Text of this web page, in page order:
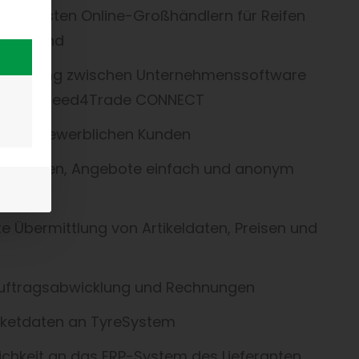
Online-Großhändlern für Reifen
zwischen Unternehmenssoftware
Speed4Trade CONNECT
gewerblichen Kunden
Angebote einfach und anonym
Übermittlung von Artikeldaten, Preisen und
und Rechnungen
an TyreSystem